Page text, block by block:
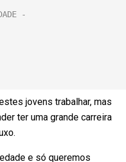
jovens trabalhar, mas
ter uma grande carreira
e só queremos